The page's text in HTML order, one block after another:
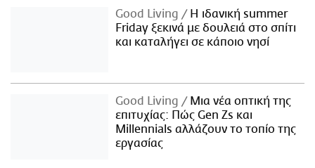
Good Living
Η ιδανική summer
Friday ξεκινά με δουλειά στο σπίτι
και καταλήγει σε κάποιο νησί
Good Living
Μια νέα οπτική της
επιτυχίας: Πώς Gen Zs και
Millennials αλλάζουν το τοπίο της
εργασίας